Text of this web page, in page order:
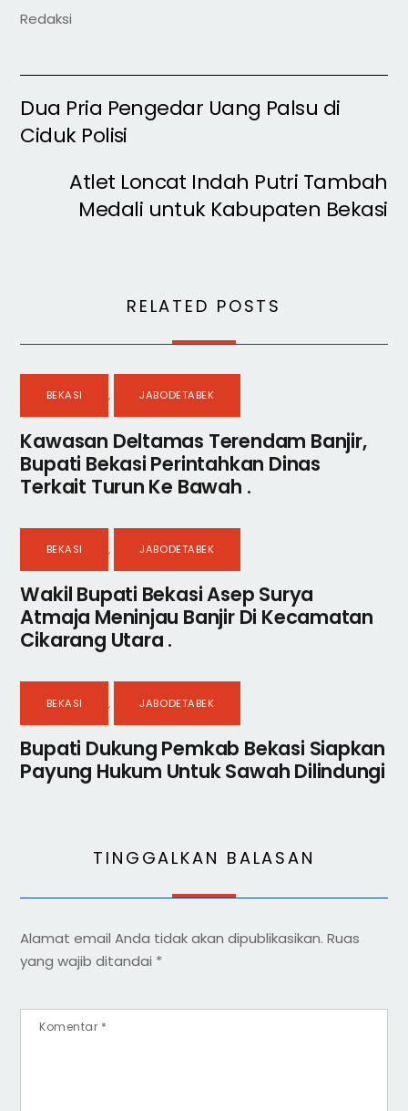
Redaksi
Dua Pria Pengedar Uang Palsu di
Ciduk Polisi
Atlet Loncat Indah Putri Tambah
Medali untuk Kabupaten Bekasi
RELATED POSTS
BEKASI , JABODETABEK
Kawasan Deltamas Terendam Banjir,
Bupati Bekasi Perintahkan Dinas
Terkait Turun Ke Bawah .
BEKASI , JABODETABEK
Wakil Bupati Bekasi Asep Surya
Atmaja Meninjau Banjir Di Kecamatan
Cikarang Utara .
BEKASI , JABODETABEK
Bupati Dukung Pemkab Bekasi Siapkan
Payung Hukum Untuk Sawah Dilindungi
TINGGALKAN BALASAN
Alamat email Anda tidak akan dipublikasikan. Ruas
yang wajib ditandai *
Komentar *